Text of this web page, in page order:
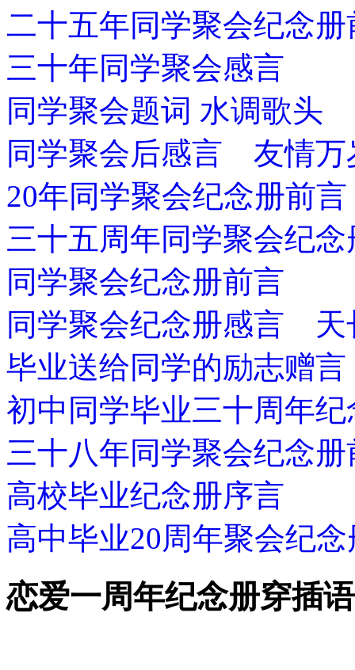
二十五年同学聚会纪念册
三十年同学聚会感言
同学聚会题词 水调歌头
同学聚会后感言 友情万
20年同学聚会纪念册前
三十五周年同学聚会纪
同学聚会纪念册前言
同学聚会纪念册感言 天
毕业送给同学的励志赠言
初中同学毕业三十周年
三十八年同学聚会纪念
高校毕业纪念册序言
高中毕业20周年聚会纪
恋爱一周年纪念册穿插